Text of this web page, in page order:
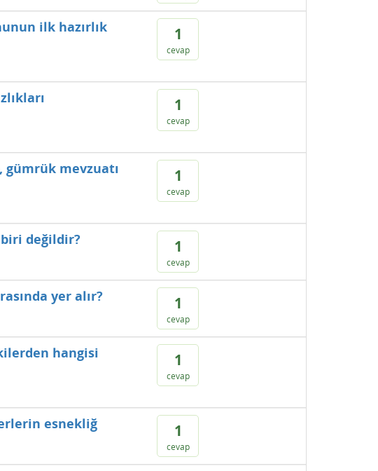
1
cevap
ilk hazırlık
1
cevap
1
cevap
mevzuatı
1
cevap
değildir?
1
cevap
yer alır?
1
cevap
hangisi
1
cevap
esnekliğ